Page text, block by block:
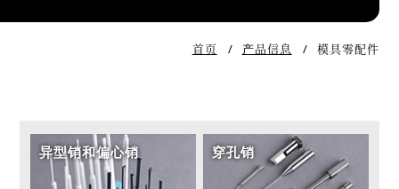
首页 产品信息 模具零配件
异型销和偏心销 穿孔销